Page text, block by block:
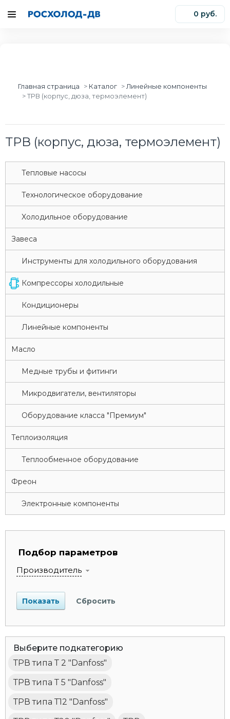
0 руб.
Главная страница Каталог
Линейные компоненты
ТРВ (корпус, дюза, термоэлемент)
ТРВ (корпус, дюза, термоэлемент)
Tепловые насосы
Tехнологическое оборудование
Xолодильное оборудование
Завеса
Инструменты для холодильного оборудования
Компрессоры холодильные
Кондиционеры
Линейные компоненты
Масло
Медные трубы и фитинги
Микродвигатели, вентиляторы
Оборудование класса "Премиум"
Теплоизоляция
Теплообменное оборудование
Фреон
Электронные компоненты
Подбор параметров
Производитель
Выберите подкатегорию
ТРВ типа Т 2 "Danfoss"
ТРВ типа Т 5 "Danfoss"
ТРВ типа Т12 "Danfoss"